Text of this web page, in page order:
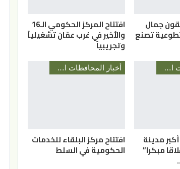
جمال
تطوعية تصنع
افتتاح المركز الحكومي الـ16
والأخير في غرب عمّان تشغيلياً
وتجريبياً
أخبار المحافظات الأردنية
مدينة
مبكرا”
أخبار المحافظات الأردنية
افتتاح مركز البلقاء للخدمات
الحكومية في السلط